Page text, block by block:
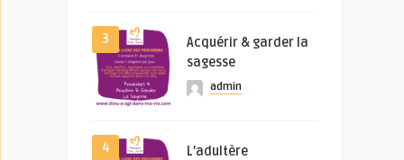
3
Acquérir & garder la
sagesse
admin
4 L’adultère